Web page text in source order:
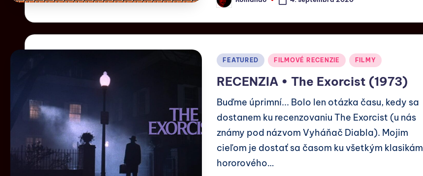
FEATURED FILMOVÉ RECENZIE FILMY
RECENZIA • The Exorcist (1973)
Buďme úprimní... Bolo len otázka času, kedy sa
dostanem ku recenzovaniu The Exorcist (u nás
známy pod názvom Vyháňač Diabla). Mojim
cieľom je dostať sa časom ku všetkým klasikám
hororového…